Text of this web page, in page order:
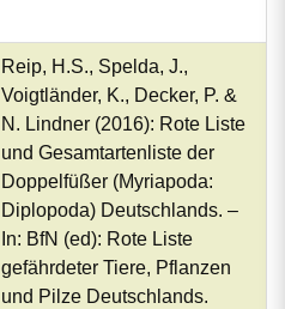
Reip, H.S., Spelda, J.,
Voigtländer, K., Decker, P. &
N. Lindner (2016): Rote Liste
und Gesamtartenliste der
Doppelfüßer (Myriapoda:
Diplopoda) Deutschlands. –
In: BfN (ed): Rote Liste
gefährdeter Tiere, Pflanzen
und Pilze Deutschlands.